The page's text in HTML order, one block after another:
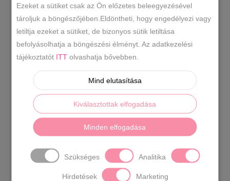
TOVÁBBI INFORMÁCIÓK
Anyaga: szintetikus/vászon
Talp magasság: 2,5 cm
Sarok magasság: 3 cm
36- 23 cm
37- 23,5 cm
38- 24,5 cm
39- 25 cm
Ezeket a sütiket csak az Ön előzetes beleegyezésével
tároljuk a böngészőjében.Eldöntheti, hogy engedélyezi vagy
letiltja ezeket a sütiket, de bizonyos sütik letiltása
befolyásolhatja a böngészési élményt. Az adatkezelési
tájékoztatót ITT olvashatja bővebben.
Mind elutasítása
Kiválasztottak elfogadása
Minden elfogadása
Szükséges Analitika
Hirdetések Marketing